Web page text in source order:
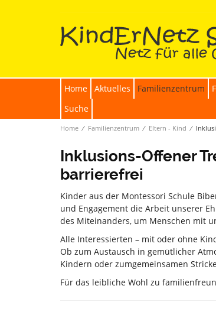
Home Aktuelles Familienzentrum
Suche
Home ∕ Familienzentrum ∕ Eltern - Kind ∕
Inklusions-Offener
barrierefrei
Kinder aus der Montessori Schule
und Engagement die Arbeit unserer
des Miteinanders, um Menschen mit
Alle Interessierten – mit oder ohne
Ob zum Austausch in gemütlicher
Kindern oder zumgemeinsamen
Für das leibliche Wohl zu